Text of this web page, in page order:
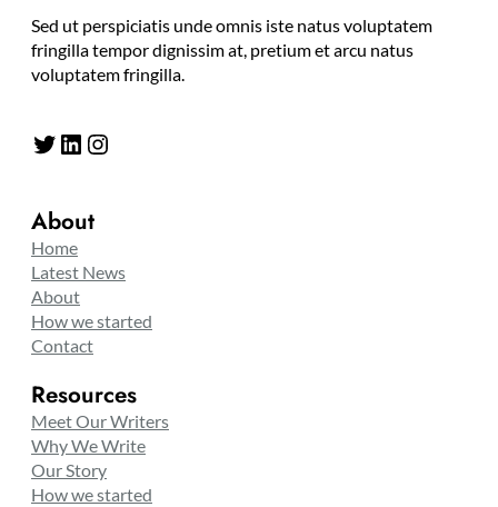
Sed ut perspiciatis unde omnis iste natus voluptatem
fringilla tempor dignissim at, pretium et arcu natus
voluptatem fringilla.
Twitter LinkedIn Instagram
About
Home
Latest News
About
How we started
Contact
Resources
Meet Our Writers
Why We Write
Our Story
How we started